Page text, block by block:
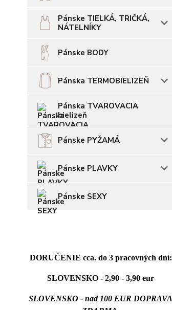
Pánske TIELKÁ, TRIČKÁ,
NÁTELNÍKY
Pánske BODY
Pánska TERMOBIELIZEŇ
Pánska TVAROVACIA
bielizeň
Pánske PYŽAMÁ
Pánske PLAVKY
Pánske SEXY
DORUČENIE cca. do 3 pracovných dní:
SLOVENSKO - 2,90 - 3,90 eur
SLOVENSKO - nad 100 EUR DOPRAVA